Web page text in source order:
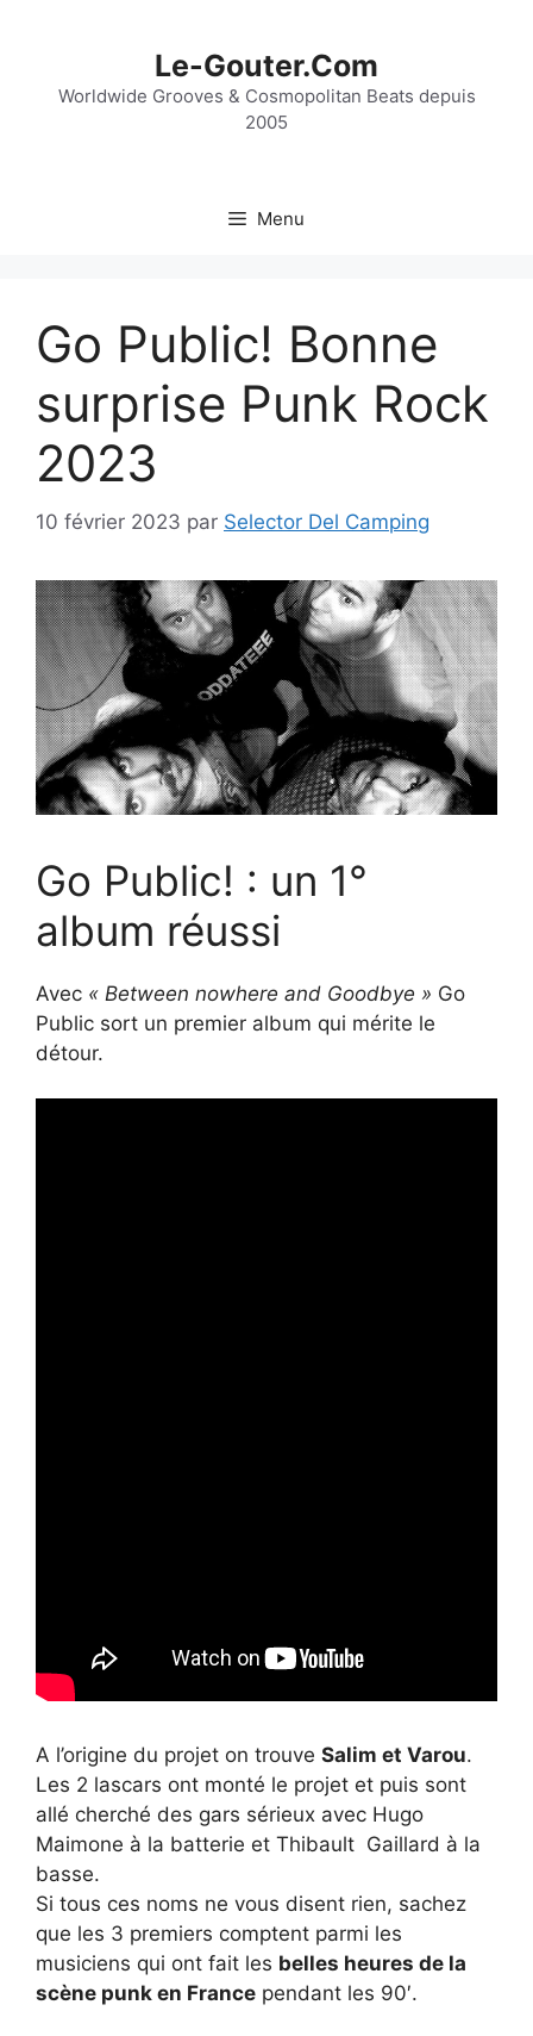
Le-Gouter.Com
Worldwide Grooves & Cosmopolitan Beats depuis
2005
Menu
Go Public! Bonne
surprise Punk Rock
2023
10 février 2023 par Selector Del Camping
Go Public! : un 1°
album réussi
Avec « Between nowhere and Goodbye » Go
Public sort un premier album qui mérite le
détour.
A l’origine du projet on trouve Salim et Varou.
Les 2 lascars ont monté le projet et puis sont
allé cherché des gars sérieux avec Hugo
Maimone à la batterie et Thibault Gaillard à la
basse.
Si tous ces noms ne vous disent rien, sachez
que les 3 premiers comptent parmi les
musiciens qui ont fait les belles heures de la
scène punk en France pendant les 90′.